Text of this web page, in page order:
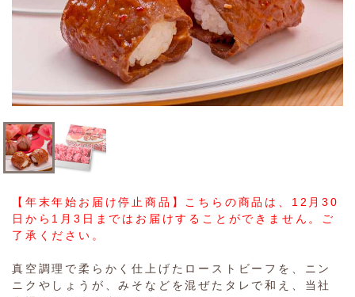
【年末年始お届け停止商品】こちらの商品は、12月30
日から1月3日まではお届けすることができません。ご
了承ください。
真空調理で柔らかく仕上げたローストビーフを、ニン
ニクやしょうが、みそなどを混ぜたタレで和え、当社